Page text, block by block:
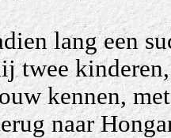
lang een
twee
kennen,
naar